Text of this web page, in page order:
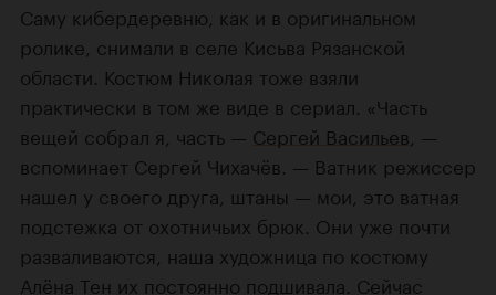
Саму кибердеревню, как и в оригинальном
ролике, снимали в селе Кисьва Рязанской
области. Костюм Николая тоже взяли
практически в том же виде в сериал. «Часть
вещей собрал я, часть — Сергей Васильев , —
вспоминает Сергей Чихачёв. — Ватник режиссер
нашел у своего друга, штаны — мои, это ватная
подстежка от охотничьих брюк. Они уже почти
разваливаются, наша художница по костюму
Алёна Тен их постоянно подшивала. Сейчас